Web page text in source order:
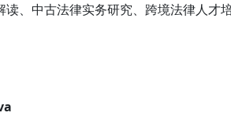
、中古法律实务研究、跨境法律人才